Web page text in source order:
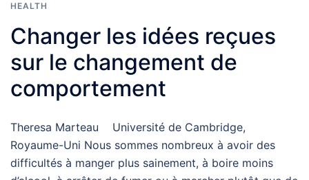
HEALTH
Changer les idées reçues
sur le changement de
comportement
Theresa Marteau Université de Cambridge,
Royaume-Uni Nous sommes nombreux à avoir des
difficultés à manger plus sainement, à boire moins